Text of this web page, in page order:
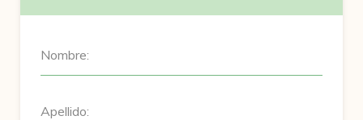
Nombre:
Apellido: